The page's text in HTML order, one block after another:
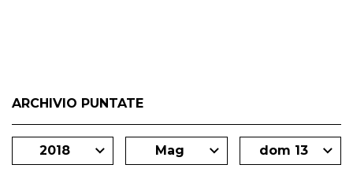
ARCHIVIO PUNTATE
2018 Mag dom 13